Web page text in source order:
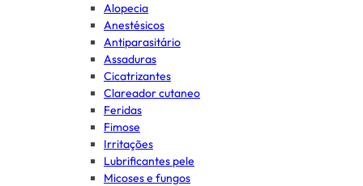
Alopecia
Anestésicos
Antiparasitário
Assaduras
Cicatrizantes
Clareador cutaneo
Feridas
Fimose
Irritações
Lubrificantes pele
Micoses e fungos